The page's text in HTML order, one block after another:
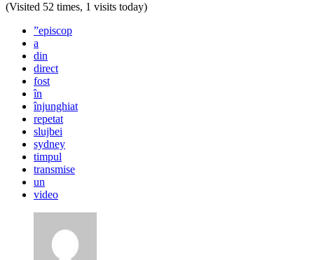
(Visited 52 times, 1 visits today)
”episcop
a
din
direct
fost
în
înjunghiat
repetat
slujbei
sydney
timpul
transmise
un
video